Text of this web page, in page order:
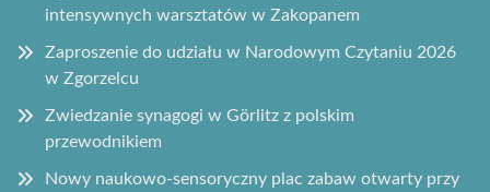
intensywnych warsztatów w Zakopanem
Zaproszenie do udziału w Narodowym Czytaniu 2026
w Zgorzelcu
Zwiedzanie synagogi w Görlitz z polskim
przewodnikiem
Nowy naukowo-sensoryczny plac zabaw otwarty przy